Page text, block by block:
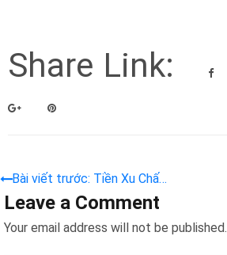
Share Link:
Bài viết trước: Tiền Xu Chấp
Nhận Token Để Bán ( Tiền Xu
-Thẻ Xèng )
Leave a Comment
Your email address will not be published.